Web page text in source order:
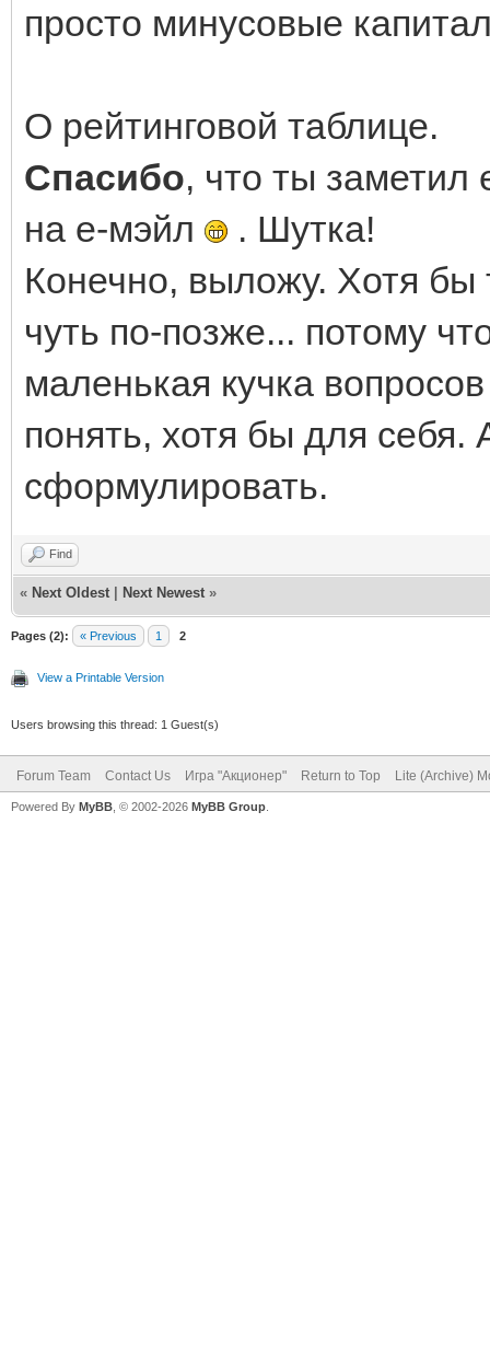
просто минусовые
О рейтинговой таблице.
Спасибо, что ты
на е-мэйл
. Шутка!
Конечно, выложу. Хотя бы
чуть по-позже... потому
маленькая кучка
понять, хотя бы для себя.
сформулировать.
Find
« Next Oldest Next Newest »
Pages (2): « Previous 1 2
View a Printable Version
Users browsing this thread: 1 Guest(s)
Forum Team Contact Us Игра "Акционер" Return to Top Lite (Archive)
Powered By MyBB , © 2002-2026 MyBB Group